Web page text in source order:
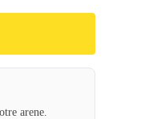
arene.